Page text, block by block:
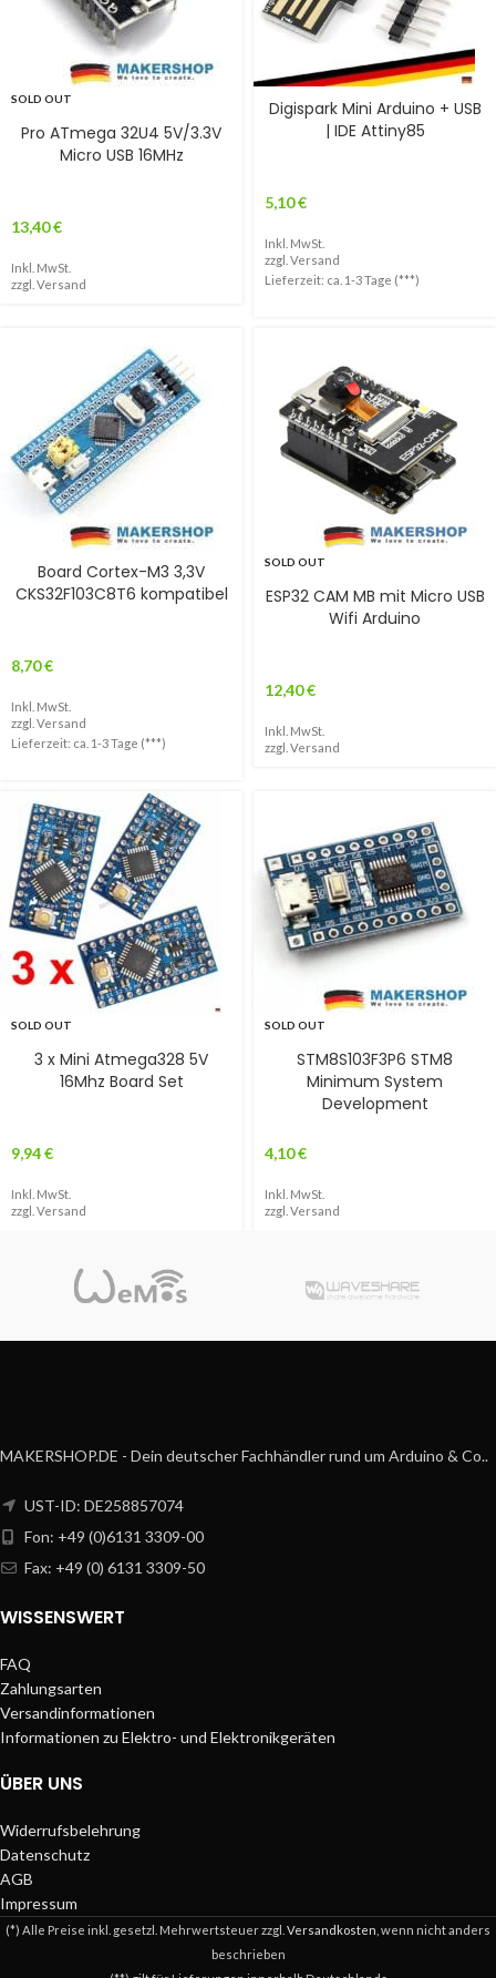
SOLD OUT
Pro ATmega 32U4 5V/3.3V
Micro USB 16MHz
13,40€
Inkl. MwSt.
zzgl. Versand
Digispark Mini Arduino + USB
| IDE Attiny85
5,10€
Inkl. MwSt.
zzgl. Versand
Lieferzeit: ca. 1-3 Tage (***)
Board Cortex-M3 3,3V
CKS32F103C8T6 kompatibel
8,70€
Inkl. MwSt.
zzgl. Versand
Lieferzeit: ca. 1-3 Tage (***)
SOLD OUT
ESP32 CAM MB mit Micro USB
Wifi Arduino
12,40€
Inkl. MwSt.
zzgl. Versand
SOLD OUT
3 x Mini Atmega328 5V
16Mhz Board Set
9,94€
Inkl. MwSt.
zzgl. Versand
SOLD OUT
STM8S103F3P6 STM8
Minimum System
Development
4,10€
Inkl. MwSt.
zzgl. Versand
MAKERSHOP.DE - Dein deutscher Fachhändler rund um Arduino & Co..
UST-ID: DE258857074
Fon: +49 (0)6131 3309-00
Fax: +49 (0) 6131 3309-50
WISSENSWERT
FAQ
Zahlungsarten
Versandinformationen
Informationen zu Elektro- und Elektronikgeräten
ÜBER UNS
Widerrufsbelehrung
Datenschutz
AGB
Impressum
(*) Alle Preise inkl. gesetzl. Mehrwertsteuer zzgl. Versandkosten , wenn nicht anders
beschrieben